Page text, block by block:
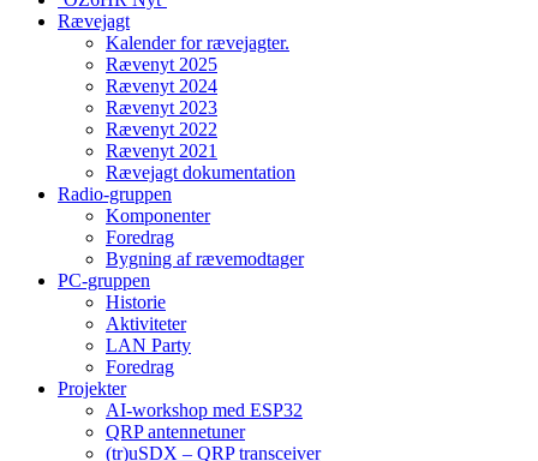
Rævejagt
Kalender for rævejagter.
Rævenyt 2025
Rævenyt 2024
Rævenyt 2023
Rævenyt 2022
Rævenyt 2021
Rævejagt dokumentation
Radio-gruppen
Komponenter
Foredrag
Bygning af rævemodtager
PC-gruppen
Historie
Aktiviteter
LAN Party
Foredrag
Projekter
AI-workshop med ESP32
QRP antennetuner
(tr)uSDX – QRP transceiver